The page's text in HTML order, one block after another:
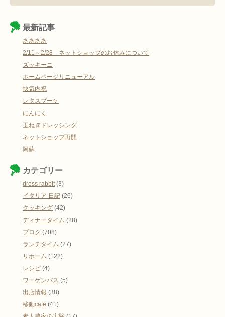
最新記事
ああああ
2/11～2/28 ネットショップのお休みについて
ズッキーニ
ホームページリニューアル
快気内祝
レタスブーケ
にんにく
玉ねぎドレッシング
ネットショップ再開
阿蘇
カテゴリー
dress rabbit (3)
イタリア 日記 (26)
クッキング (42)
ディナータイム (28)
ブログ (708)
ランチタイム (27)
リホーム (122)
レシピ (4)
ワーゲンバス (5)
出店情報 (38)
移動cafe (41)